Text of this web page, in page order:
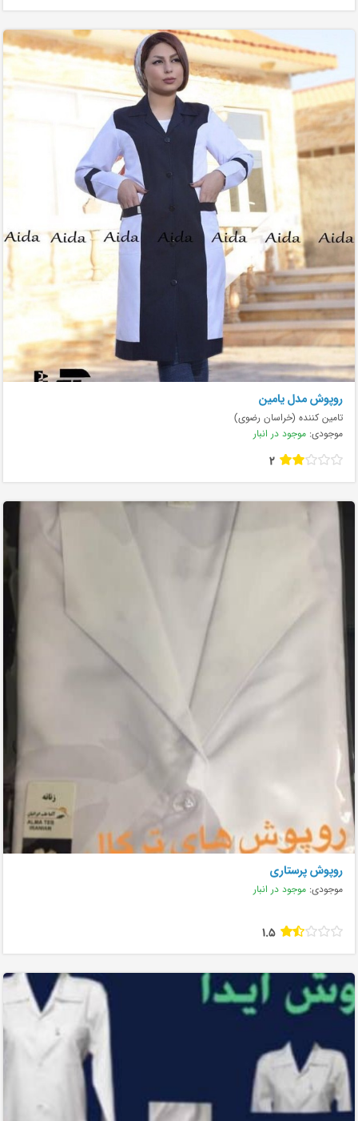
روپوش مدل یامین
تامین کننده (خراسان رضوی)
موجودی: موجود در انبار
2
روپوش پرستاری
موجودی: موجود در انبار
1.5